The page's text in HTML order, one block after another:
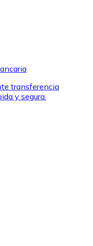
para comprar
marcas favoritas con
transferencia
y segura.